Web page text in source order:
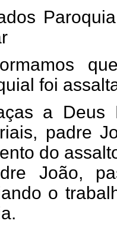
foi
a Deus
padre
do
João,
o